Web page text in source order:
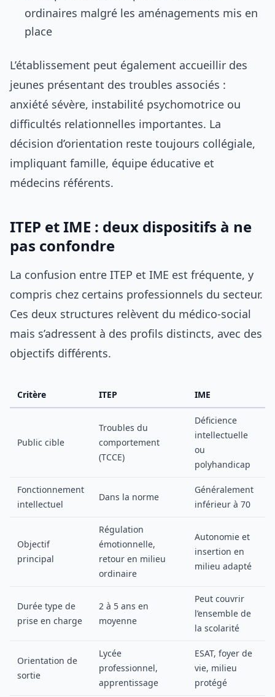
ordinaires malgré les aménagements mis en
place
L’établissement peut également accueillir des
jeunes présentant des troubles associés :
anxiété sévère, instabilité psychomotrice ou
difficultés relationnelles importantes. La
décision d’orientation reste toujours collégiale,
impliquant famille, équipe éducative et
médecins référents.
ITEP et IME : deux dispositifs à ne
pas confondre
La confusion entre ITEP et IME est fréquente, y
compris chez certains professionnels du secteur.
Ces deux structures relèvent du médico-social
mais s’adressent à des profils distincts, avec des
objectifs différents.
Critère ITEP IME
Public cible
Troubles du
comportement
(TCCE)
Déficience
intellectuelle
ou
polyhandicap
Fonctionnement
intellectuel
Dans la norme
Généralement
inférieur à 70
Objectif
principal
Régulation
émotionnelle,
retour en milieu
ordinaire
Autonomie et
insertion en
milieu adapté
Durée type de
prise en charge
2 à 5 ans en
moyenne
Peut couvrir
l’ensemble de
la scolarité
Orientation de
sortie
Lycée
professionnel,
apprentissage
ESAT, foyer de
vie, milieu
protégé